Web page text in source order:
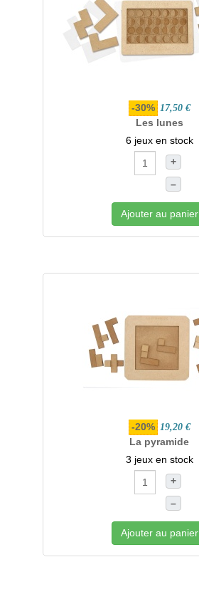
-30% 17,50 €
Les lunes
6 jeux en stock
+
–
Ajouter au panier
-20% 19,20 €
La pyramide
3 jeux en stock
+
–
Ajouter au panier